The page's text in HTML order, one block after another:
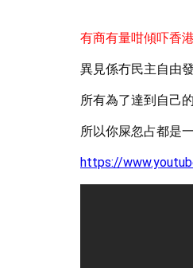
有商有量咁傾吓香
異見係冇民主自由
所有為了達到自己
所以你屎忽占都是一
https://